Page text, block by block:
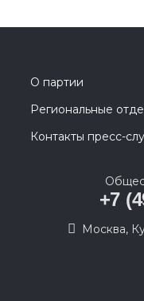
О партии
Региональные
Контакты пресс-
+7
Москва,